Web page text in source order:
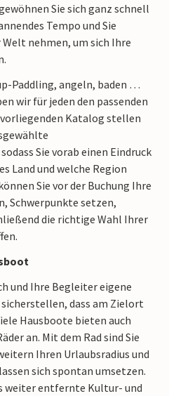
Sie sich ganz schnell
Tempo und Sie
nehmen, um sich Ihre
Paddling, angeln, baden …
wir für jeden den passenden
Katalog stellen
Sie vorab einen Eindruck
Land und welche Region
Sie vor der Buchung Ihre
Schwerpunkte setzen,
die richtige Wahl Ihrer
und Ihre Begleiter eigene
dass am Zielort
Hausboote bieten auch
an. Mit dem Rad sind Sie
Ihren Urlaubsradius und
sich spontan umsetzen.
weiter entfernte Kultur- und